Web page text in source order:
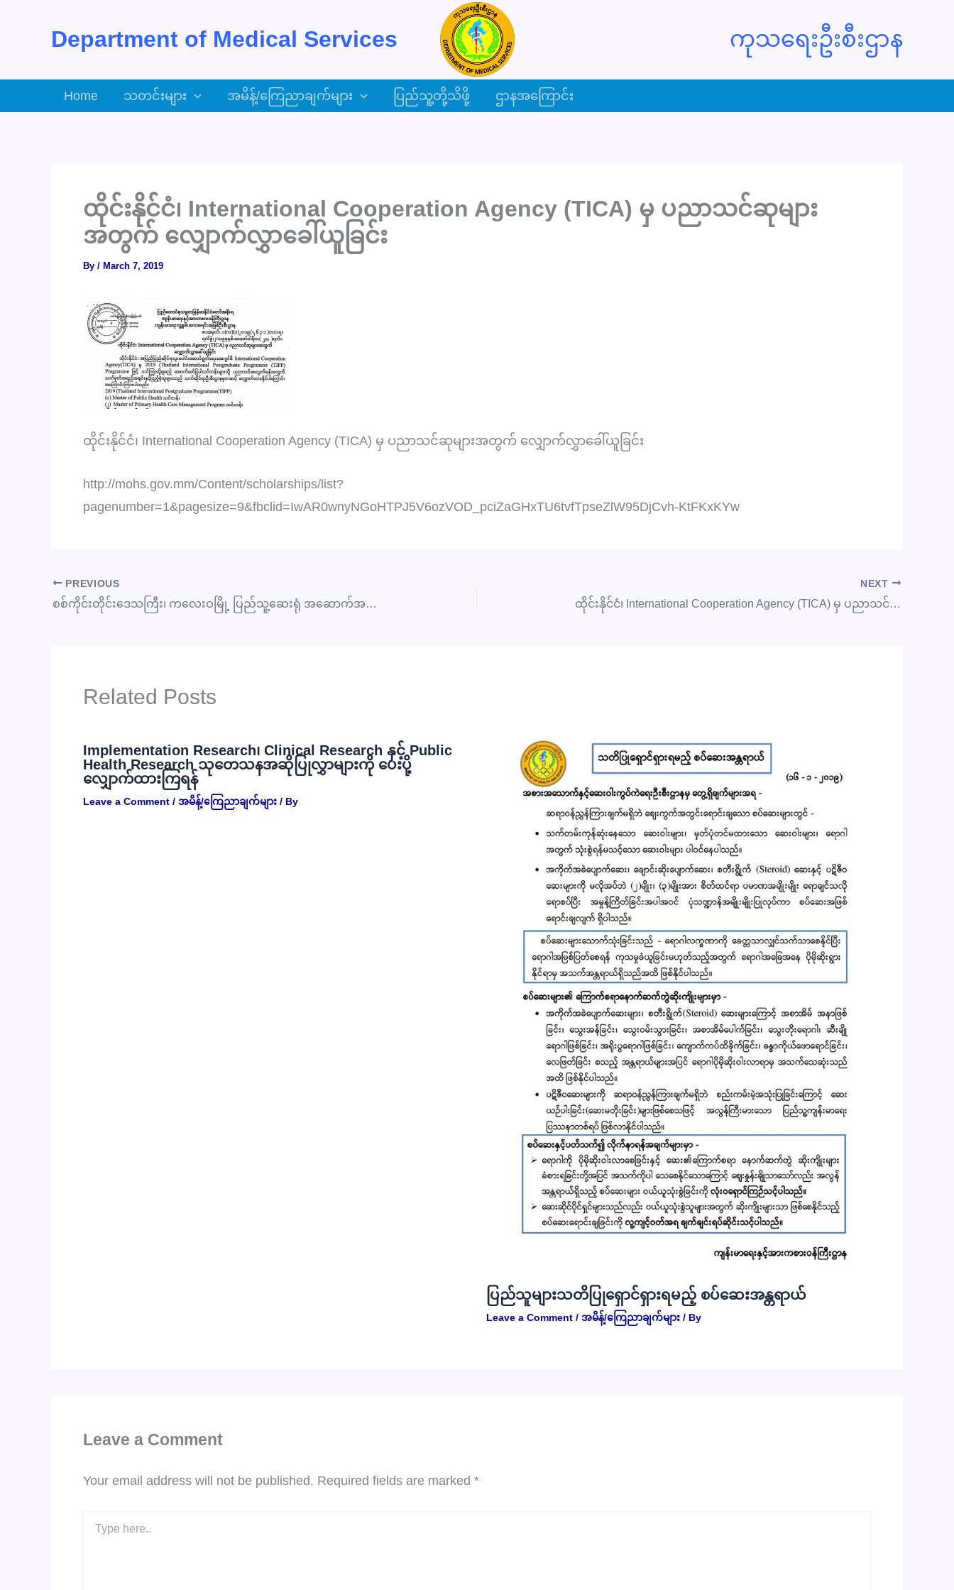
Department of Medical Services ကုသရေးဦးစီးဌာန
Home သတင်းများ အမိန့်/ကြေညာချက်များ ပြည်သူ့တို့သိဖို့ ဌာနအကြောင်း
ထိုင်းနိုင်ငံ၊ International Cooperation Agency (TICA) မှ ပညာသင်ဆုများ
အတွက် လျှောက်လွှာခေါ်ယူခြင်း
By / March 7, 2019
ထိုင်းနိုင်ငံ၊ International Cooperation Agency (TICA) မှ ပညာသင်ဆုများအတွက် လျှောက်လွှာခေါ်ယူခြင်း
http://mohs.gov.mm/Content/scholarships/list?
pagenumber=1&pagesize=9&fbclid=IwAR0wnyNGoHTPJ5V6ozVOD_pciZaGHxTU6tvfTpseZlW95DjCvh-KtFKxKYw
PREVIOUS
စစ်ကိုင်းတိုင်းဒေသကြီး၊ ကလေးဝမြို့ ပြည်သူ့ဆေးရုံ အဆောက်အဦးသစ် ဖွင့်လှစ်
NEXT
ထိုင်းနိုင်ငံ၊ International Cooperation Agency (TICA) မှ ပညာသင်ဆုများအတွက် လျှောက်လွှာ ခေါ်ယူခြင်း၊ Master of Science in Food Science, Master of Science Program in Food Science and Technology
Related Posts
Implementation Research၊ Clinical Research နှင့် Public
Health Research သုတေသနအဆိုပြုလွှာများကို ပေးပို့
လျှောက်ထားကြရန်
Leave a Comment / အမိန့်/ကြေညာချက်များ / By
ပြည်သူများသတိပြုရှောင်ရှားရမည့် စပ်ဆေးအန္တရာယ်
Leave a Comment / အမိန့်/ကြေညာချက်များ/ By
Leave a Comment
Your email address will not be published. Required fields are marked *
here..